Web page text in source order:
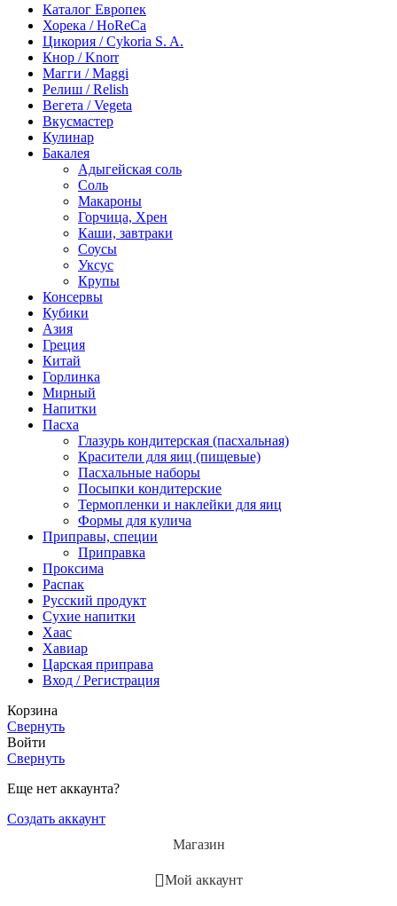
Каталог Европек
Хорека / HoReCa
Цикория / Cykoria S. A.
Кнор / Knorr
Магги / Maggi
Релиш / Relish
Вегета / Vegeta
Вкусмастер
Кулинар
Бакалея
Адыгейская соль
Соль
Макароны
Горчица, Хрен
Каши, завтраки
Соусы
Уксус
Крупы
Консервы
Кубики
Азия
Греция
Китай
Горлинка
Мирный
Напитки
Пасха
Глазурь кондитерская (пасхальная)
Красители для яиц (пищевые)
Пасхальные наборы
Посыпки кондитерские
Термопленки и наклейки для яиц
Формы для кулича
Приправы, специи
Приправка
Проксима
Распак
Русский продукт
Сухие напитки
Хаас
Хавиар
Царская приправа
Вход / Регистрация
Корзина
Свернуть
Войти
Свернуть
Еще нет аккаунта?
Создать аккаунт
Магазин
Мой аккаунт